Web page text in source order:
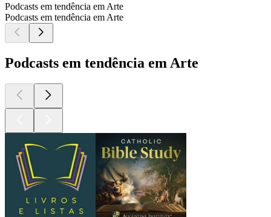
Podcasts em tendência em Arte
Podcasts em tendência em Arte
Podcasts em tendência em Arte